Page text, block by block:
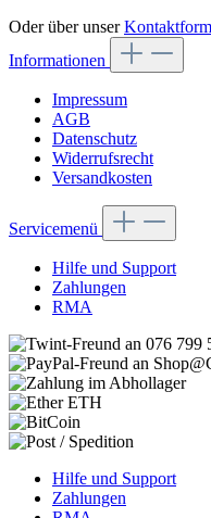
Oder über unser
Informationen
Impressum
AGB
Datenschutz
Widerrufsrecht
Versandkosten
Servicemenü
Hilfe und Support
Zahlungen
RMA
Hilfe und Support
Zahlungen